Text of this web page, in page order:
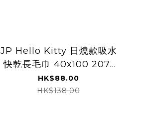
JP Hello Kitty 日燒款吸水
快乾長毛巾 40x100 2071
TK260806
HK$88.00
HK$138.00